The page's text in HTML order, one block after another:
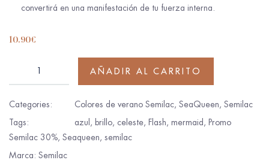
convertirá en una manifestación de tu fuerza interna.
10.90€
AÑADIR AL CARRITO
Categories: Colores de verano Semilac, SeaQueen, Semilac
Tags:
azul , brillo, celeste, Flash, mermaid, Promo
Semilac 30%, Seaqueen, semilac
Marca: Semilac